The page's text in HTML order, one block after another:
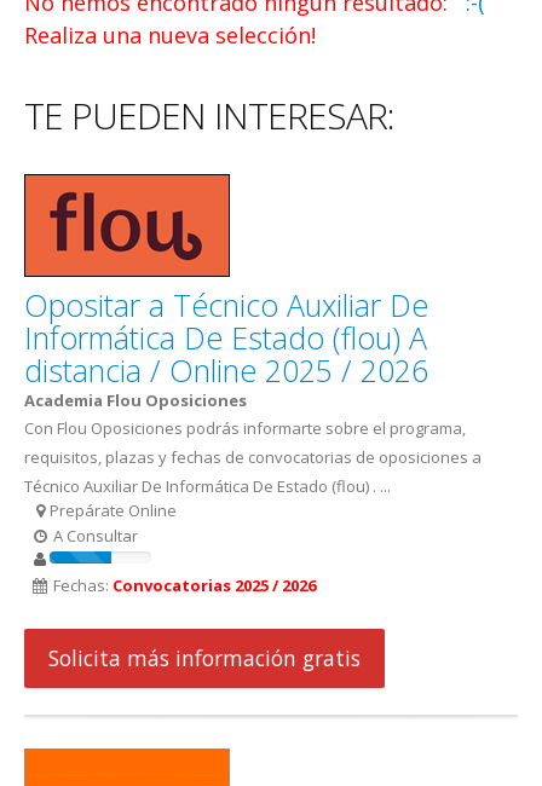
Realiza una nueva selección!
TE PUEDEN INTERESAR:
Opositar a Técnico Auxiliar De
Informática De Estado (flou) A
distancia / Online 2025 / 2026
Academia Flou Oposiciones
Con Flou Oposiciones podrás informarte sobre el programa,
requisitos, plazas y fechas de convocatorias de oposiciones a
Técnico Auxiliar De Informática De Estado (flou) . ...
Prepárate Online
A Consultar
Fechas: Convocatorias 2025 / 2026
Solicita más información gratis